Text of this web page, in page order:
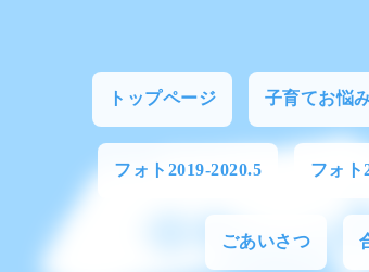
トップページ 子育てお悩
フォト2019-2020.5 フォト
ごあいさつ